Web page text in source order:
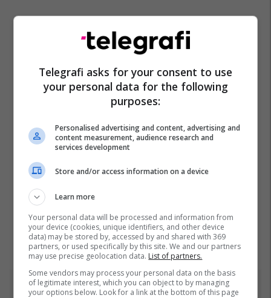
Top 5
Telegrafi asks for your consent to use
your personal data for the following
purposes:
Personalised advertising and content, advertising and
content measurement, audience research and
services development
Store and/or access information on a device
Learn more
Your personal data will be processed and information from
your device (cookies, unique identifiers, and other device
data) may be stored by, accessed by and shared with 369
partners, or used specifically by this site. We and our partners
may use precise geolocation data. List of partners.
Some vendors may process your personal data on the basis
of legitimate interest, which you can object to by managing
your options below. Look for a link at the bottom of this page